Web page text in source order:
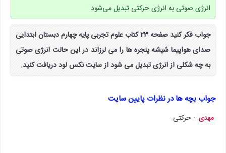
انرژی صوتی به انرژی حرکتی تبدیل می‌شود
جواب فکر کنید صفحه ۲۳ کتاب علوم تجربی پایه چهارم دبستان ابتدایی
صدای هواپیما شیشه پنجره ها را می لرزاند در این حالت انرژی صوتی
به چه شکلی از انرژی تبدیل می شود از سایت نکس لود دریافت کنید.
جواب بچه ها در نظرات پایین سایت
مهدی : حرکتی.